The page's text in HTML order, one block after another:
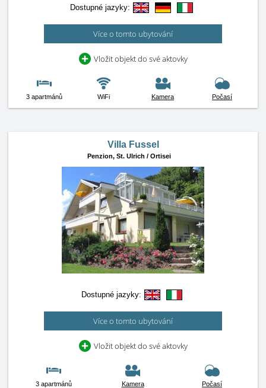
Dostupné jazyky:
Více o tomto ubytování
Vložit objekt do své aktovky
3 apartmánů WiFi Kamera Počasí
Villa Fussel
Penzion, St. Ulrich / Ortisei
Dostupné jazyky:
Více o tomto ubytování
Vložit objekt do své aktovky
3 apartmánů Kamera Počasí